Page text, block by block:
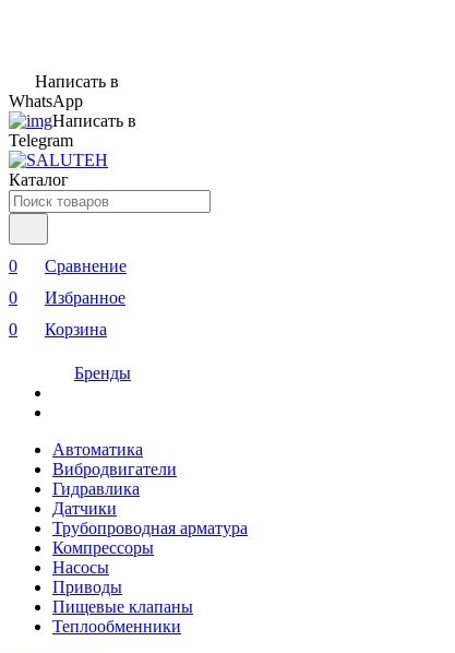
Написать в
WhatsApp
Написать в
Telegram
Каталог
0
Сравнение
0
Избранное
0
Корзина
Бренды
Автоматика
Вибродвигатели
Гидравлика
Датчики
Трубопроводная арматура
Компрессоры
Насосы
Приводы
Пищевые клапаны
Теплообменники